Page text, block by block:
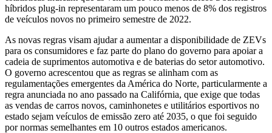
híbridos plug-in representaram um pouco menos de 8% dos registros
de veículos novos no primeiro semestre de 2022.
As novas regras visam ajudar a aumentar a disponibilidade de ZEVs
para os consumidores e faz parte do plano do governo para apoiar a
cadeia de suprimentos automotiva e de baterias do setor automotivo.
O governo acrescentou que as regras se alinham com as
regulamentações emergentes da América do Norte, particularmente a
regra anunciada no ano passado na Califórnia, que exige que todas
as vendas de carros novos, caminhonetes e utilitários esportivos no
estado sejam veículos de emissão zero até 2035, o que foi seguido
por normas semelhantes em 10 outros estados americanos.